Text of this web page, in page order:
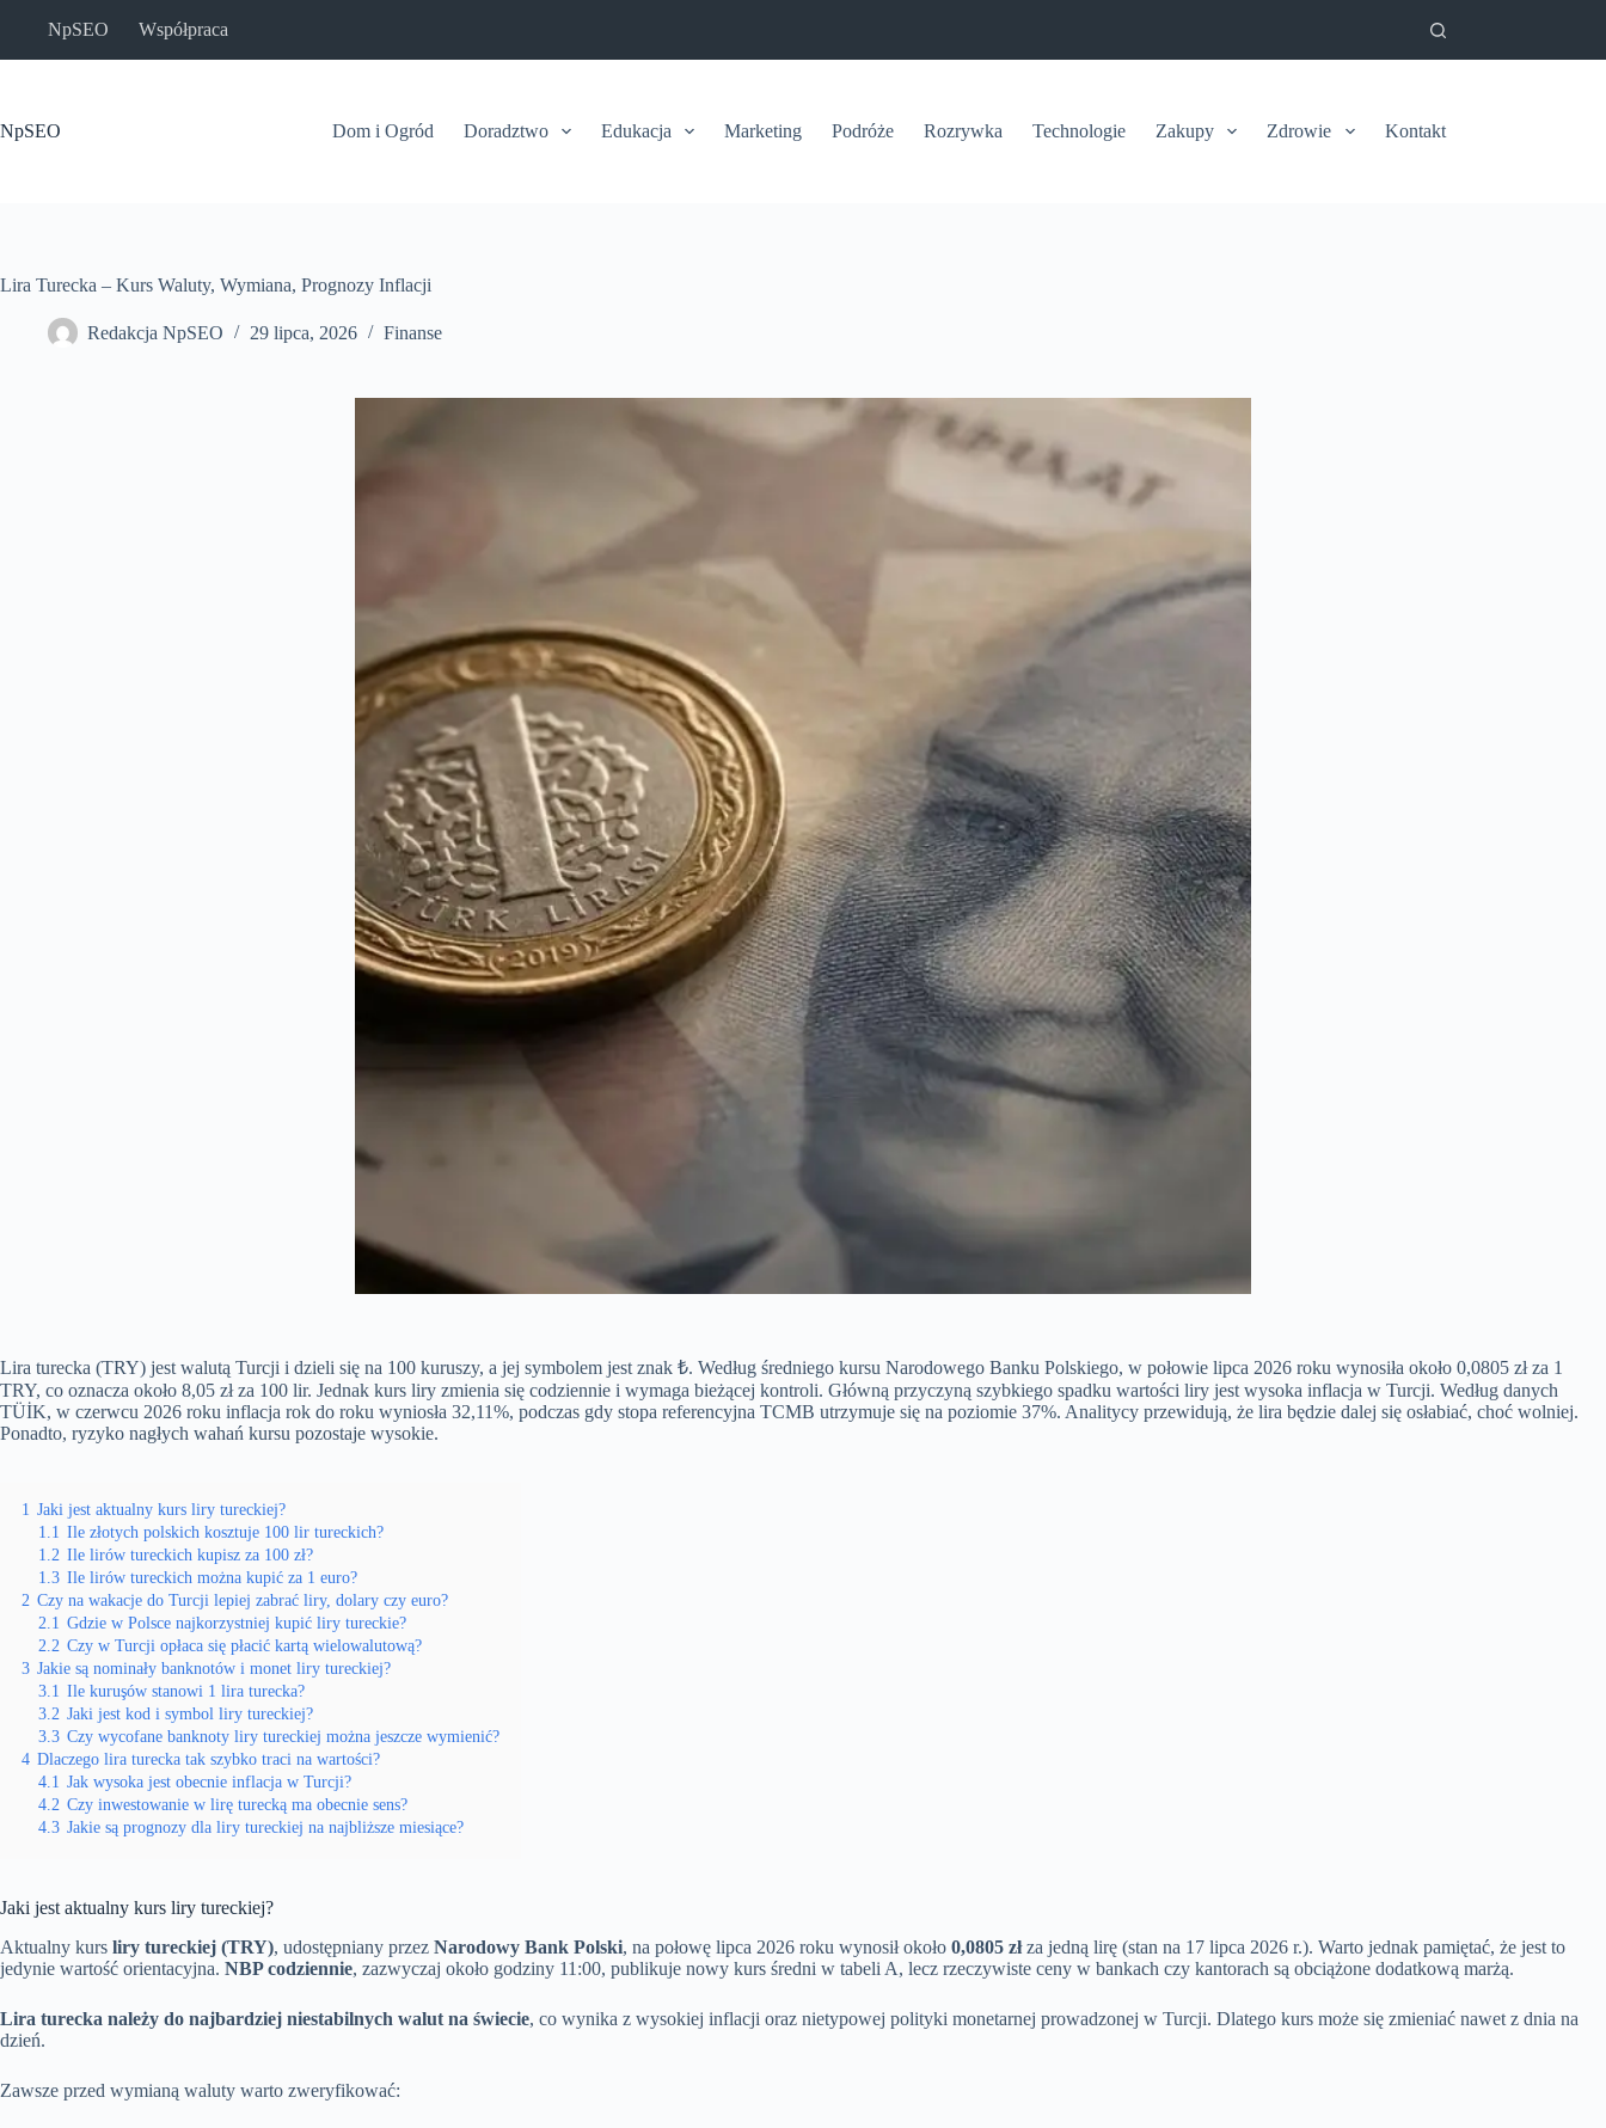
NpSEO Współpraca
NpSEO Dom i Ogród Doradztwo Edukacja Marketing Podróże Rozrywka Technologie Zakupy Zdrowie Kontakt
Lira Turecka – Kurs Waluty, Wymiana, Prognozy Inflacji
Redakcja NpSEO 29 lipca, 2026 Finanse
Lira turecka (TRY) jest walutą Turcji i dzieli się na 100 kuruszy, a jej symbolem jest znak ₺. Według średniego kursu Narodowego Banku Polskiego, w połowie lipca 2026 roku wynosiła około 0,0805 zł za 1
TRY, co oznacza około 8,05 zł za 100 lir. Jednak kurs liry zmienia się codziennie i wymaga bieżącej kontroli. Główną przyczyną szybkiego spadku wartości liry jest wysoka inflacja w Turcji. Według danych
TÜİK, w czerwcu 2026 roku inflacja rok do roku wyniosła 32,11%, podczas gdy stopa referencyjna TCMB utrzymuje się na poziomie 37%. Analitycy przewidują, że lira będzie dalej się osłabiać, choć wolniej.
Ponadto, ryzyko nagłych wahań kursu pozostaje wysokie.
1 Jaki jest aktualny kurs liry tureckiej?
1.1 Ile złotych polskich kosztuje 100 lir tureckich?
1.2 Ile lirów tureckich kupisz za 100 zł?
1.3 Ile lirów tureckich można kupić za 1 euro?
2 Czy na wakacje do Turcji lepiej zabrać liry, dolary czy euro?
2.1 Gdzie w Polsce najkorzystniej kupić liry tureckie?
2.2 Czy w Turcji opłaca się płacić kartą wielowalutową?
3 Jakie są nominały banknotów i monet liry tureckiej?
3.1 Ile kuruşów stanowi 1 lira turecka?
3.2 Jaki jest kod i symbol liry tureckiej?
3.3 Czy wycofane banknoty liry tureckiej można jeszcze wymienić?
4 Dlaczego lira turecka tak szybko traci na wartości?
4.1 Jak wysoka jest obecnie inflacja w Turcji?
4.2 Czy inwestowanie w lirę turecką ma obecnie sens?
4.3 Jakie są prognozy dla liry tureckiej na najbliższe miesiące?
Jaki jest aktualny kurs liry tureckiej?
Aktualny kurs liry tureckiej (TRY), udostępniany przez Narodowy Bank Polski, na połowę lipca 2026 roku wynosił około 0,0805 złza jedną lirę (stan na 17 lipca 2026 r.). Warto jednak pamiętać, że jest to
jedynie wartość orientacyjna. NBP codziennie, zazwyczaj około godziny 11:00, publikuje nowy kurs średni w tabeli A, lecz rzeczywiste ceny w bankach czy kantorach są obciążone dodatkową marżą.
Lira turecka należy do najbardziej niestabilnych walut na świecie, co wynika z wysokiej inflacji oraz nietypowej polityki monetarnej prowadzonej w Turcji. Dlatego kurs może się zmieniać nawet z dnia na
dzień.
Zawsze przed wymianą waluty warto zweryfikować: